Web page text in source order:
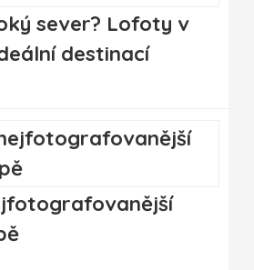
sever? Lofoty v
destinací